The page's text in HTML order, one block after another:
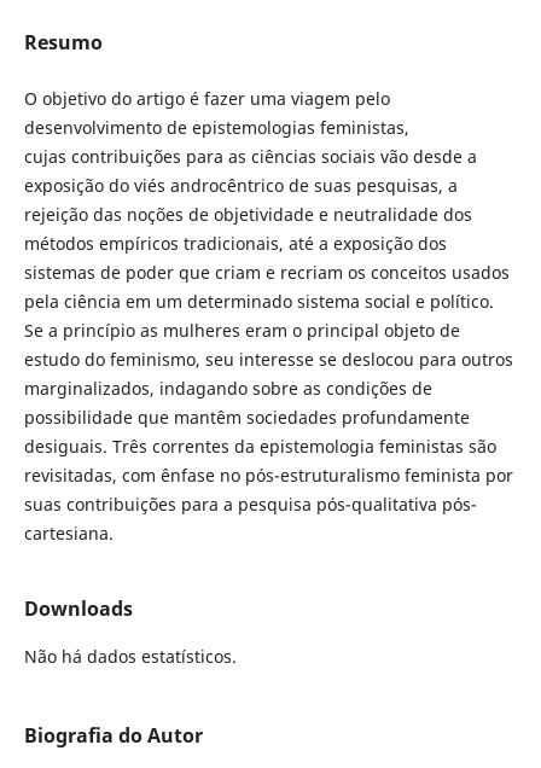
Resumo
O objetivo do artigo é fazer uma viagem pelo
desenvolvimento de epistemologias feministas,
cujas contribuições para as ciências sociais vão desde a
exposição do viés androcêntrico de suas pesquisas, a
rejeição das noções de objetividade e neutralidade dos
métodos empíricos tradicionais, até a exposição dos
sistemas de poder que criam e recriam os conceitos usados
pela ciência em um determinado sistema social e político.
Se a princípio as mulheres eram o principal objeto de
estudo do feminismo, seu interesse se deslocou para outros
marginalizados, indagando sobre as condições de
possibilidade que mantêm sociedades profundamente
desiguais. Três correntes da epistemologia feministas são
revisitadas, com ênfase no pós-estruturalismo feminista por
suas contribuições para a pesquisa pós-qualitativa pós-
cartesiana.
Downloads
Não há dados estatísticos.
Biografia do Autor